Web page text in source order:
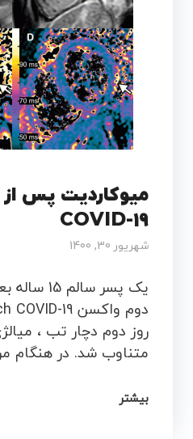
میوکاردیت پس
COVID-19
شهریور 30, 1400
یک پسر
روز دوم دچار تب ،
متناوب شد. در هنگام
بیشتر